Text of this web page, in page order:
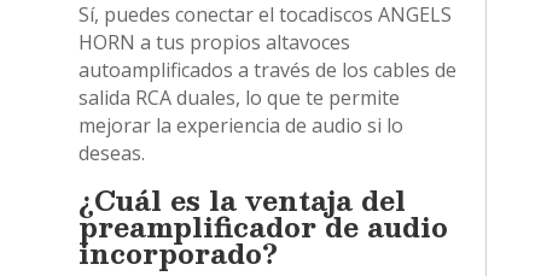
Sí, puedes conectar el tocadiscos ANGELS
HORN a tus propios altavoces
autoamplificados a través de los cables de
salida RCA duales, lo que te permite
mejorar la experiencia de audio si lo
deseas.
¿Cuál es la ventaja del
preamplificador de audio
incorporado?